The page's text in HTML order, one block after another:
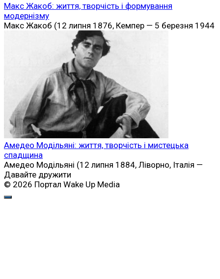
Макс Жакоб: життя, творчість і формування
модернізму
Макс Жакоб (12 липня 1876, Кемпер — 5 березня 1944
Амедео Модільяні: життя, творчість і мистецька
спадщина
Амедео Модільяні (12 липня 1884, Ліворно, Італія —
Давайте дружити
© 2026 Портал Wake Up Media